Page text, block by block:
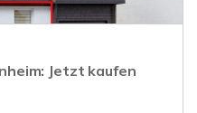
Jetzt kaufen